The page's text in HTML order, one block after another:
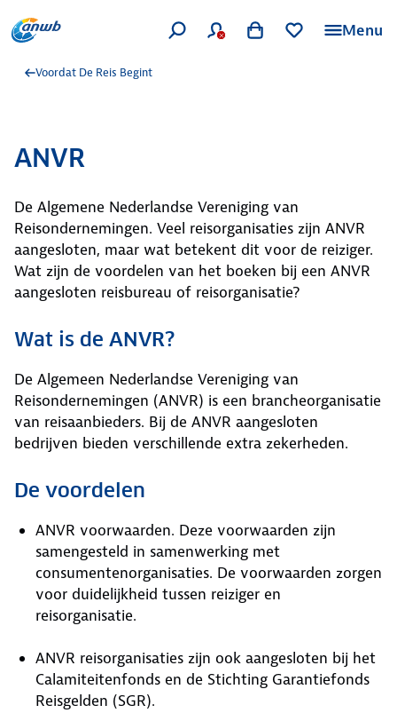
Menu
Voordat De Reis Begint
ANVR
De Algemene Nederlandse Vereniging van
Reisondernemingen. Veel reisorganisaties zijn ANVR
aangesloten, maar wat betekent dit voor de reiziger.
Wat zijn de voordelen van het boeken bij een ANVR
aangesloten reisbureau of reisorganisatie?
Wat is de ANVR?
De Algemeen Nederlandse Vereniging van
Reisondernemingen (ANVR) is een brancheorganisatie
van reisaanbieders. Bij de ANVR aangesloten
bedrijven bieden verschillende extra zekerheden.
De voordelen
ANVR voorwaarden. Deze voorwaarden zijn
samengesteld in samenwerking met
consumentenorganisaties. De voorwaarden zorgen
voor duidelijkheid tussen reiziger en
reisorganisatie.
ANVR reisorganisaties zijn ook aangesloten bij het
Calamiteitenfonds en de Stichting Garantiefonds
Reisgelden (SGR).